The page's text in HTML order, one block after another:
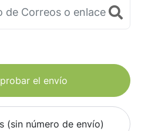
el envío
(sin número de envío)